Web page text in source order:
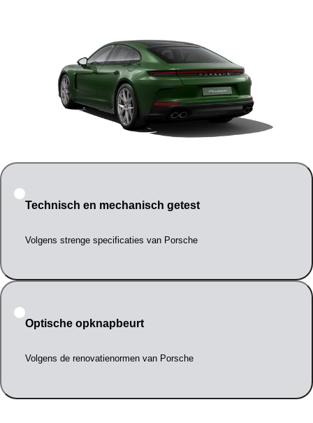
Technisch en mechanisch getest
Volgens strenge specificaties van Porsche
Optische opknapbeurt
Volgens de renovatienormen van Porsche